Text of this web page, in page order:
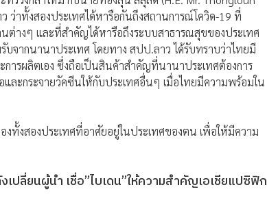
าทั้งสองประเทศได้หารือกันถึงสถานการณ์โควิด-19 ที่
ต่างๆ และที่สำคัญได้หารือถึงระบบสาธารณสุขของประเทศ
บจากนานาประเทศ โดยทาง สปป.ลาว ได้รับทราบว่าไทยมี
ารผลิตเอง ซึ่งถือเป็นสินค้าสำคัญที่นานาประเทศต้องการ
และกระจายวัคซีนให้กับประเทศอื่นๆ เมื่อไทยมีความพร้อมใน
ทั้งสองประเทศที่อาศัยอยู่ในประเทศของตน เพื่อให้มีความ
ปลี่ยนผู้นำ เชื่อ”ไบเดน”ให้ความสำคัญเอเชียแปซิฟิก